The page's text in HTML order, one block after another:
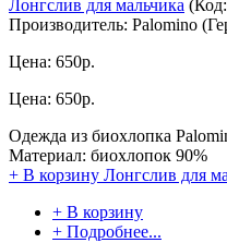
Лонгслив для мальчика (Код:
Производитель: Palomino
Цена: 650р.
Цена: 650р.
Одежда из биохлопка
Материал: биохлопок 90%
+ В корзину Лонгслив для
+ В корзину
+ Подробнее...